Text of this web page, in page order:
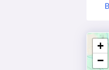
+
−